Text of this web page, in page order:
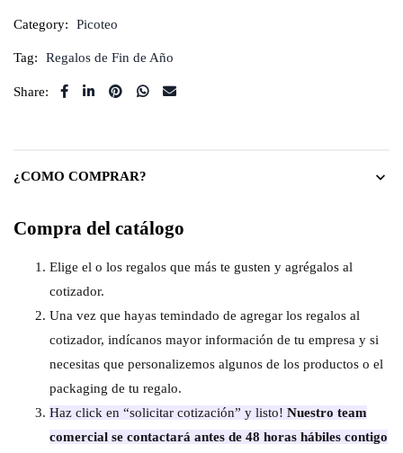
Category: Picoteo
Tag: Regalos de Fin de Año
Share:
¿COMO COMPRAR?
Compra del catálogo
Elige el o los regalos que más te gusten y agrégalos al
cotizador.
Una vez que hayas temindado de agregar los regalos al
cotizador, indícanos mayor información de tu empresa y si
necesitas que personalizemos algunos de los productos o el
packaging de tu regalo.
Haz click en “solicitar cotización” y listo! Nuestro team
comercial se contactará antes de 48 horas hábiles contigo